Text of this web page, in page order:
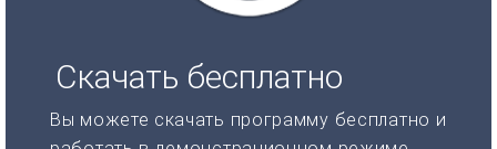
Скачать бесплатно
Вы можете скачать программу бесплатно и